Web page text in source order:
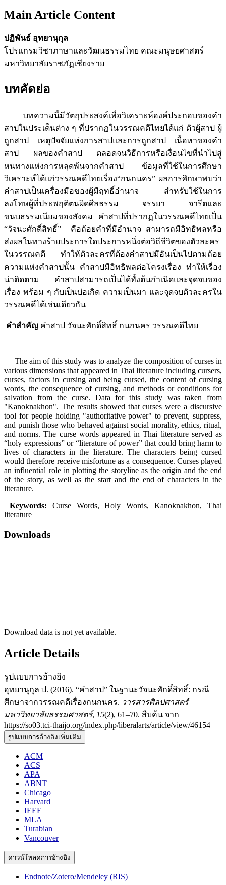
Main Article Content
ปฏิพันธ์ อุทยานุกุล
โปรแกรมวิชาภาษาและวัฒนธรรมไทย คณะมนุษยศาสตร์
มหาวิทยาลัยราชภัฏเชียงราย
บทคัดย่อ
บทความนี้มีวัตถุประสงค์เพื่อวิเคราะห์องค์ประกอบของคำ
สาปในประเด็นต่าง ๆ ที่ปรากฏในวรรณคดีไทยได้แก่ ตัวผู้สาป ผู้
ถูกสาป เหตุปัจจัยแห่งการสาปและการถูกสาป เนื้อหาของคำ
สาป ผลของคำสาป ตลอดจนวิธีการหรือเงื่อนไขที่นำไปสู่
หนทางแห่งการหลุดพ้นจากคำสาป ข้อมูลที่ใช้ในการศึกษา
วิเคราะห์ได้แก่วรรณคดีไทยเรื่อง“กนกนคร” ผลการศึกษาพบว่า
คำสาปเป็นเครื่องมือของผู้มีฤทธิ์อำนาจ สำหรับใช้ในการ
ลงโทษผู้ที่ประพฤติตนผิดศีลธรรม จรรยา จารีตและ
ขนบธรรมเนียมของสังคม คำสาปที่ปรากฏในวรรณคดีไทยเป็น
“วัจนะศักดิ์สิทธิ์” คือถ้อยคำที่มีอำนาจ สามารถมีอิทธิพลหรือ
ส่งผลในทางร้ายประการใดประการหนึ่งต่อวิถีชีวิตของตัวละคร
ในวรรณคดี ทำให้ตัวละครที่ต้องคำสาปมีอันเป็นไปตามถ้อย
ความแห่งคำสาปนั้น คำสาปมีอิทธิพลต่อโครงเรื่อง ทำให้เรื่อง
น่าติดตาม คำสาปสามารถเป็นได้ทั้งต้นกำเนิดและจุดจบของ
เรื่อง พร้อม ๆ กับเป็นบ่อเกิด ความเป็นมา และจุดจบตัวละครใน
วรรณคดีได้เช่นเดียวกัน
คำสำคัญ คำสาป วัจนะศักดิ์สิทธิ์ กนกนคร วรรณคดีไทย
The aim of this study was to analyze the composition of curses in
various dimensions that appeared in Thai literature including cursers,
curses, factors in cursing and being cursed, the content of cursing
words, the consequence of cursing, and methods or conditions for
salvation from the curse. Data for this study was taken from
"Kanoknakhon". The results showed that curses were a discursive
tool for people holding "authoritative power" to prevent, suppress,
and punish those who behaved against social morality, ethics, ritual,
and norms. The curse words appeared in Thai literature served as
“holy expressions” or “literature of power” that could bring harm to
lives of characters in the literature. The characters being cursed
would therefore receive misfortune as a consequence. Curses played
an influential role in plotting the storyline as the origin and the end
of the story, as well as the start and the end of characters in the
literature.
Keywords: Curse Words, Holy Words, Kanoknakhon, Thai
literature
Downloads
Download data is not yet available.
Article Details
รูปแบบการอ้างอิง
อุทยานุกุล ป. (2016). “คำสาป” ในฐานะวัจนะศักดิ์สิทธิ์: กรณี
ศึกษาจากวรรณคดีเรื่องกนกนคร. วารสารศิลปศาสตร์
มหาวิทยาลัยธรรมศาสตร์, 15(2), 61–70. สืบค้น จาก
https://so03.tci-thaijo.org/index.php/liberalarts/article/view/46154
รูปแบบการอ้างอิงเพิ่มเติม
ACM
ACS
APA
ABNT
Chicago
Harvard
IEEE
MLA
Turabian
Vancouver
ดาวน์โหลดการอ้างอิง
Endnote/Zotero/Mendeley (RIS)